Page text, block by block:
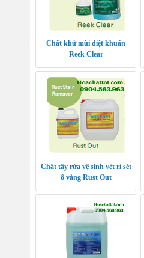
Chất khử mùi diệt khuẩn
Reek Clear
Chất tẩy rửa vệ sinh vết rỉ sét
ố vàng Rust Out